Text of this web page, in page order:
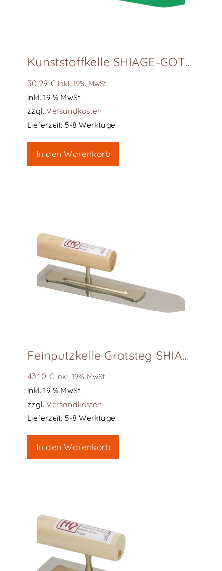
Kunststoffkelle SHIAGE-GOTE (grün), L240
30,29€ inkl. 19% MwSt
inkl. 19 % MwSt.
zzgl.Versandkosten
Lieferzeit: 5-8 Werktage
In den Warenkorb
Feinputzkelle Gratsteg SHIAGE-GOTE, L240
43,10€ inkl. 19% MwSt
inkl. 19 % MwSt.
zzgl.Versandkosten
Lieferzeit: 5-8 Werktage
In den Warenkorb